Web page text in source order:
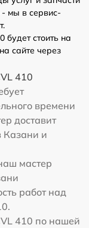
мы в сервис-
будет стоить на
сайте через
410
времени
доставит
Казани и
мастер
работ над
410 по нашей